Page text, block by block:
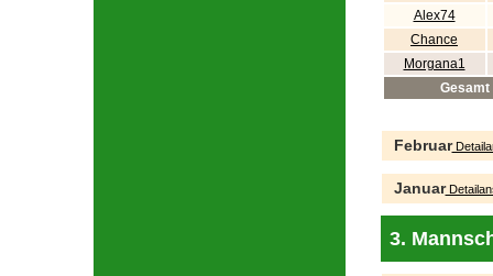
Alex74
Chance
Morgana1
Gesamt
Februar
Januar
3.